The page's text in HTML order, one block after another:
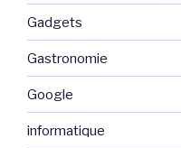
Gadgets
Gastronomie
Google
informatique